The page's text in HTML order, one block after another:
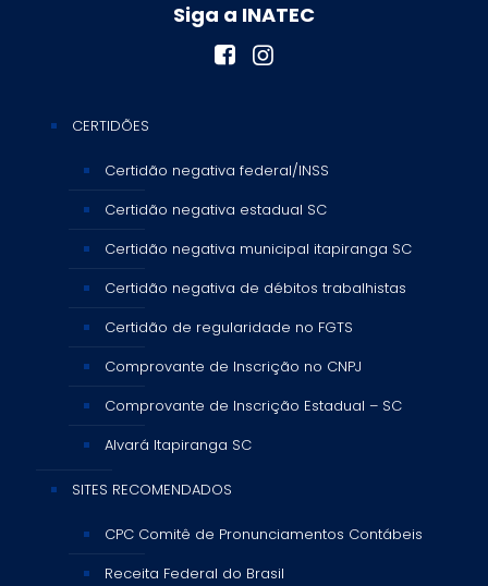
Siga a INATEC
CERTIDÕES
Certidão negativa federal/INSS
Certidão negativa estadual SC
Certidão negativa municipal itapiranga SC
Certidão negativa de débitos trabalhistas
Certidão de regularidade no FGTS
Comprovante de Inscrição no CNPJ
Comprovante de Inscrição Estadual – SC
Alvará Itapiranga SC
SITES RECOMENDADOS
CPC Comitê de Pronunciamentos Contábeis
Receita Federal do Brasil